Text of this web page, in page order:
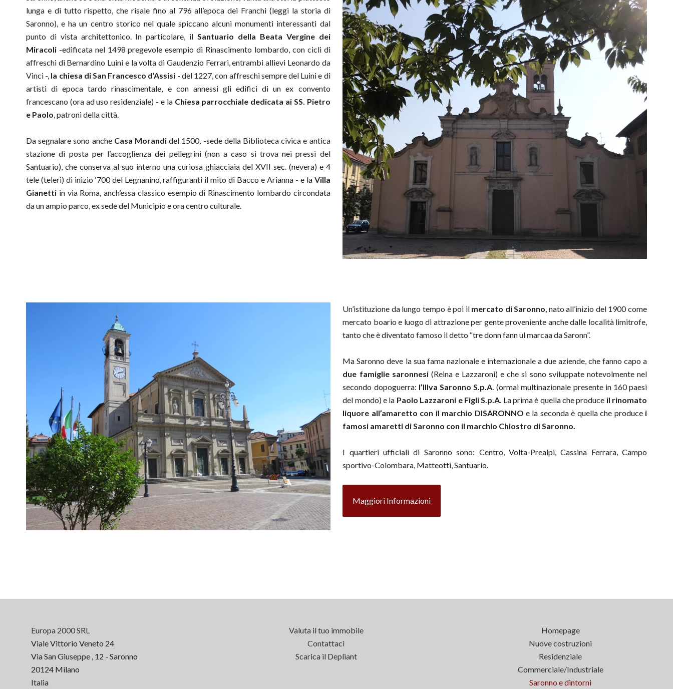
lunga e di tutto rispetto, che risale fino al 796 all’epoca dei Franchi (leggi la storia di
Saronno), e ha un centro storico nel quale spiccano alcuni monumenti interessanti dal
punto di vista architettonico. In particolare, ilSantuario della Beata Vergine dei
Miracoli -edificata nel 1498 pregevole esempio di Rinascimento lombardo, con cicli di
affreschi di Bernardino Luini e la volta di Gaudenzio Ferrari, entrambi allievi Leonardo da
Vinci -, la chiesa di San Francesco d’Assisi - del 1227, con affreschi sempre del Luini e di
artisti di epoca tardo rinascimentale, e con annessi gli edifici di un ex convento
francescano (ora ad uso residenziale) - e la Chiesa parrocchiale dedicata ai SS. Pietro
e Paolo, patroni della città.
Da segnalare sono anche Casa Morandi del 1500, -sede della Biblioteca civica e antica
stazione di posta per l’accoglienza dei pellegrini (non a caso si trova nei pressi del
Santuario), che conserva al suo interno una curiosa ghiacciaia del XVII sec. (nevera) e 4
tele (teleri) di inizio ‘700 del Legnanino, raffiguranti il mito di Bacco e Arianna - e la Villa
Gianetti in via Roma, anch’essa classico esempio di Rinascimento lombardo circondata
da un ampio parco, ex sede del Municipio e ora centro culturale.
Un’istituzione da lungo tempo è poi il mercato di Saronno , nato all’inizio del 1900 come
mercato boario e luogo di attrazione per gente proveniente anche dalle località limitrofe,
tanto che è diventato famoso il detto “tre donn fann ul marcaa da Saronn”.
Ma Saronno deve la sua fama nazionale e internazionale a due aziende, che fanno capo a
due famiglie saronnesi(Reina e Lazzaroni) e che si sono sviluppate notevolmente nel
secondo dopoguerra: l’Illva Saronno S.p.A. (ormai multinazionale presente in 160 paesi
del mondo) e la Paolo Lazzaroni e Figli S.p.A . La prima è quella che produce il rinomato
liquore all’amaretto con il marchio DISARONNO e la seconda è quella che produce i
famosi amaretti di Saronno con il marchio Chiostro di Saronno.
I quartieri ufficiali di Saronno sono: Centro, Volta-Prealpi, Cassina Ferrara, Campo
sportivo-Colombara, Matteotti, Santuario.
Maggiori Informazioni
Europa 2000 SRL
Viale Vittorio Veneto 24
Via San Giuseppe , 12 - Saronno
20124 Milano
Italia
Valuta il tuo immobile
Contattaci
Scarica il Depliant
Homepage
Nuove costruzioni
Residenziale
Commerciale/Industriale
Saronno e dintorni